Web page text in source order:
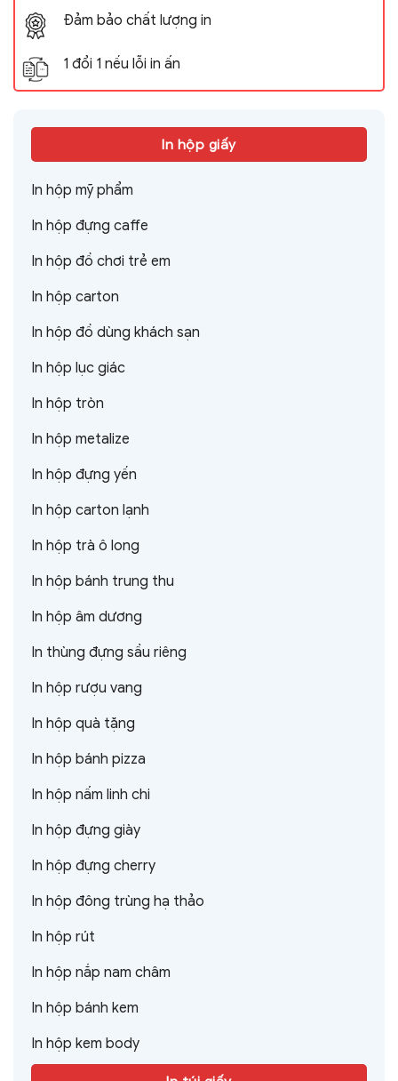
Đảm bảo chất lượng in
1 đổi 1 nếu lỗi in ấn
In hộp giấy
In hộp mỹ phẩm
In hộp đựng caffe
In hộp đồ chơi trẻ em
In hộp carton
In hộp đồ dùng khách sạn
In hộp lục giác
In hộp tròn
In hộp metalize
In hộp đựng yến
In hộp carton lạnh
In hộp trà ô long
In hộp bánh trung thu
In hộp âm dương
In thùng đựng sầu riêng
In hộp rượu vang
In hộp quà tặng
In hộp bánh pizza
In hộp nấm linh chi
In hộp đựng giày
In hộp đựng cherry
In hộp đông trùng hạ thảo
In hộp rút
In hộp nắp nam châm
In hộp bánh kem
In hộp kem body